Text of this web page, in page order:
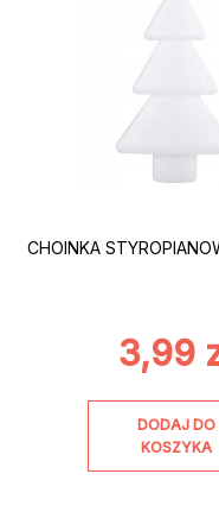
CHOINKA
3,99
DODAJ DO
KOSZYKA